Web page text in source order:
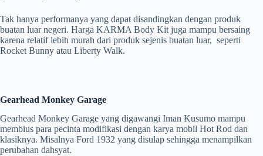
Tak hanya performanya yang dapat disandingkan dengan produk
buatan luar negeri. Harga KARMA Body Kit juga mampu bersaing
karena relatif lebih murah dari produk sejenis buatan luar, seperti
Rocket Bunny atau Liberty Walk.
Gearhead Monkey Garage
Gearhead Monkey Garage yang digawangi Iman Kusumo mampu
membius para pecinta modifikasi dengan karya mobil Hot Rod dan
klasiknya. Misalnya Ford 1932 yang disulap sehingga menampilkan
perubahan dahsyat.